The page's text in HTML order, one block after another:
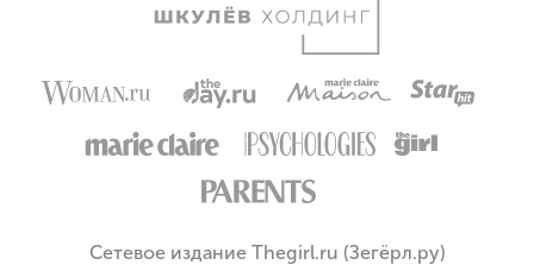
Сетевое издание Thegirl.ru (Зегёрл.ру)